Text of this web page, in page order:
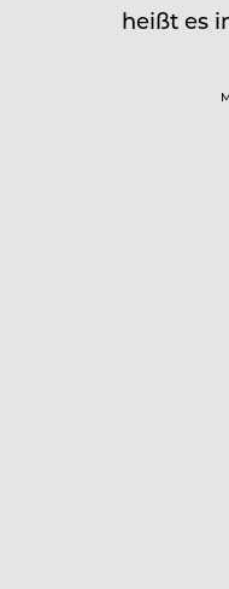
heißt es